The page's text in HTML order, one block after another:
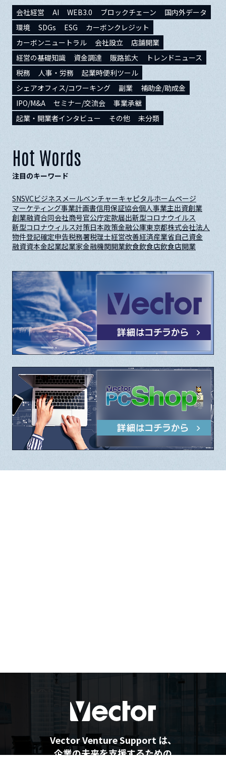
会社経営 AI WEB3.0 ブロックチェーン
国内外データ
環境
SDGs ESG
カーボンクレジット
カーボンニュートラル
会社設立
店舗開業
経営の基礎知識
資金調達 販路拡大
トレンドニュース
税務
人事・労務
起業時便利ツール
シェアオフィス/コワーキング
副業
補助金/助成金
IPO/M&A
セミナー/交流会
事業承継
起業・開業者インタビュー
その他 未分類
Hot Words
注目のキーワード
SNSVCビジネスメールベンチャーキャピタルホームページ
マーケティング事業計画書信用保証協会個人事業主出資創業
創業融資合同会社商号官公庁定款届出新型コロナウイルス
新型コロナウィルス対策日本政策金融公庫東京都株式会社法人
物件登記確定申告税務署税理士経営改善経済産業省自己資金
融資資本金起業起業家金融機関開業飲食飲食店飲食店開業
Vector Venture Support は、
企業の未来を支援するための